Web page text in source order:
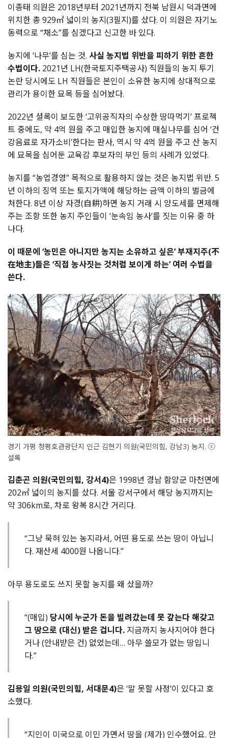
이종태 의원은 2018년부터 2021년까지 전북 남원시 덕과면에
위치한 총 929㎡ 넓이의 농지(3필지)를 샀다. 이 의원은 자기노
동력으로 “채소”를 심겠다고 신고한 바 있다.
농지에 ‘나무’를 심는 것. 사실 농지법 위반을 피하기 위한 흔한
수법이다. 2021년 LH(한국토지주택공사) 직원들의 농지 투기
논란 당시에도 LH 직원들은 본인이 소유한 농지에 상대적으로
관리가 용이한 묘목 등을 심어놨다.
2022년 셜록이 보도한 ‘고위공직자의 수상한 땅따먹기’ 프로젝
트 중에도, 약 4억 원을 주고 매입한 농지에 매실나무를 심어 ‘건
강음료로 자가소비’한다는 판사, 역시 약 4억 원을 주고 산 농지
에 묘목을 심어둔 교육감 후보자의 부인 등의 사례가 있었다.
농지를 “농업경영” 목적으로 활용하지 않는 것은 농지법 위반. 5
년 이하의 징역 또는 토지가액에 해당하는 금액 이하의 벌금에
처한다. 8년 이상 자경(自耕)하면 농지 거래 시 양도세를 면제해
주는 조항 또한 농지 주인들이 ‘눈속임 농사’를 짓는 이유 중 하
나다.
이 때문에 ‘농민은 아니지만 농지는 소유하고 싶은’ 부재지주(不
在地主)들은 ‘직접 농사짓는 것처럼 보이게 하는’ 여러 수법을
쓴다.
경기 가평 청평호관광단지 인근 김현기 의원(국민의힘, 강남3) 농지. ⓒ
셜록
김춘곤 의원(국민의힘, 강서4)은 1998년 경남 함양군 마천면에
202㎡ 넓이의 농지를 샀다. 서울 강서구에서 해당 농지까지는
약 306km로, 차로 왕복 8시간 거리다.
“그냥 묵혀 있는 농지라서, 어떤 용도로 쓰는 땅이 아닙니
다. 재산세 4000원 나옵니다.”
아무 용도로도 쓰지 못할 농지를 왜 샀을까?
“(매입) 당시에 누군가 돈을 빌려갔는데 못 갚는다 해갖고
그 땅으로 (대신) 받은 겁니다. 지금까지 농사지어야 한다
거나 (안내받은 건) 없었는데… 아무 쓸모가 없는 땅입니
다.”
김용일 의원(국민의힘, 서대문4)은 ‘말 못할 사정’이 있다고 호
소했다.
“지인이 미국으로 이민 가면서 땅을 (제가) 인수했어요. 안